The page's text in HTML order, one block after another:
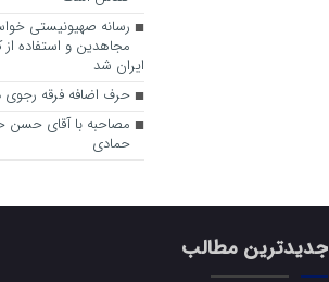
رسانه صهیونیستی
مجاهدین و استفاده از
ایران شد
حرف اضافه فرقه
مصاحبه با آقای حسن
حمادی
جدیدترین مطالب